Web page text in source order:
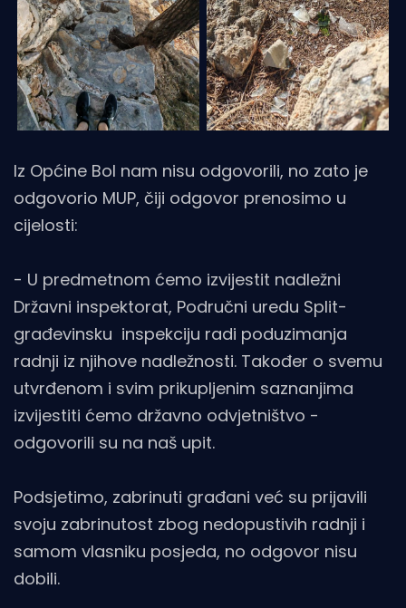
Iz Općine Bol nam nisu odgovorili, no zato je
odgovorio MUP, čiji odgovor prenosimo u
cijelosti:
- U predmetnom ćemo izvijestit nadležni
Državni inspektorat, Područni uredu Split-
građevinsku inspekciju radi poduzimanja
radnji iz njihove nadležnosti. Također o svemu
utvrđenom i svim prikupljenim saznanjima
izvijestiti ćemo državno odvjetništvo -
odgovorili su na naš upit.
Podsjetimo, zabrinuti građani već su prijavili
svoju zabrinutost zbog nedopustivih radnji i
samom vlasniku posjeda, no odgovor nisu
dobili.